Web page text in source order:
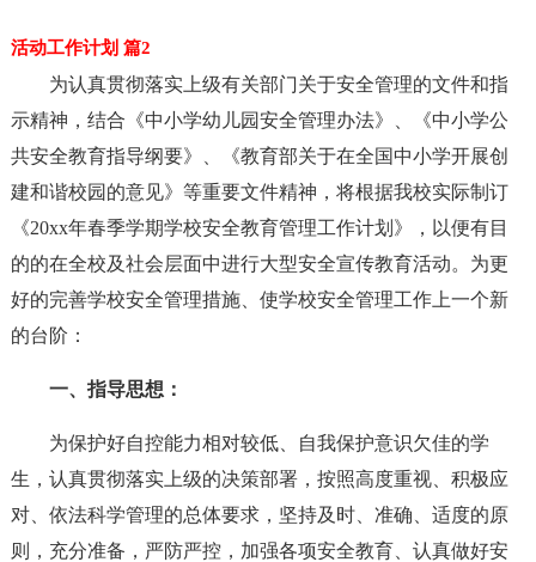
活动工作计划 篇2
为认真贯彻落实上级有关部门关于安全管理的文件和指
示精神，结合《中小学幼儿园安全管理办法》、《中小学公
共安全教育指导纲要》、《教育部关于在全国中小学开展创
建和谐校园的意见》等重要文件精神，将根据我校实际制订
《20xx年春季学期学校安全教育管理工作计划》，以便有目
的的在全校及社会层面中进行大型安全宣传教育活动。为更
好的完善学校安全管理措施、使学校安全管理工作上一个新
的台阶：
一、指导思想：
为保护好自控能力相对较低、自我保护意识欠佳的学
生，认真贯彻落实上级的决策部署，按照高度重视、积极应
对、依法科学管理的总体要求，坚持及时、准确、适度的原
则，充分准备，严防严控，加强各项安全教育、认真做好安